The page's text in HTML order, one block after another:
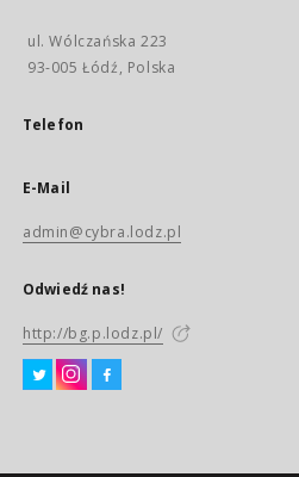
ul. Wólczańska 223
93-005 Łódź, Polska
Telefon
E-Mail
admin@cybra.lodz.pl
Odwiedź nas!
http://bg.p.lodz.pl/